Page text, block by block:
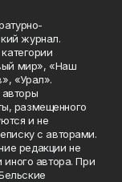
журнал.
мир», «Наш
«Урал».
размещенного
и не
с авторами.
редакции не
иного автора. При